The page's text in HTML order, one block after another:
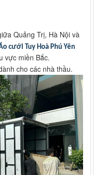
Quảng Trị, Hà Nội và
cưới Tuy Hoà Phú Yên
vực miền Bắc.
cho các nhà thầu.